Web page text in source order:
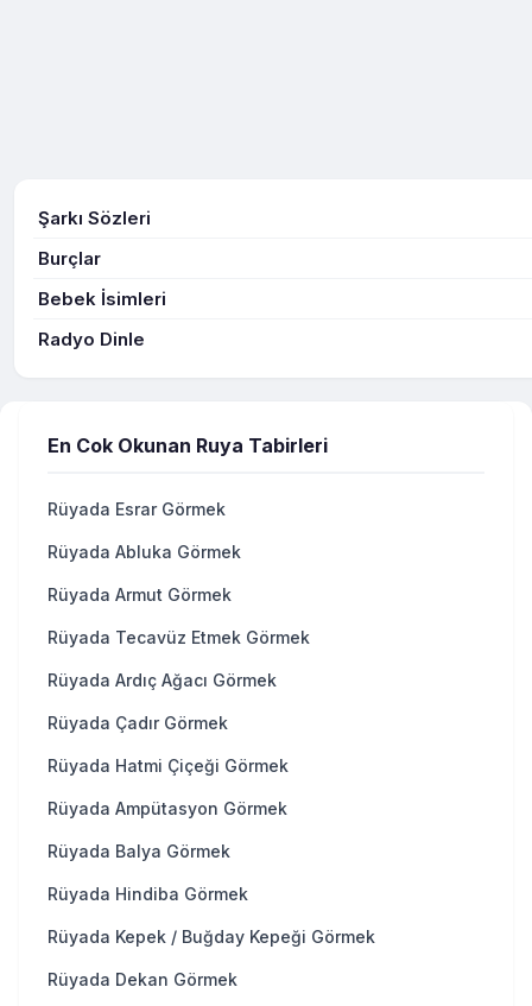
Şarkı Sözleri
Burçlar
Bebek İsimleri
Radyo Dinle
En Cok Okunan Ruya Tabirleri
Rüyada Esrar Görmek
Rüyada Abluka Görmek
Rüyada Armut Görmek
Rüyada Tecavüz Etmek Görmek
Rüyada Ardıç Ağacı Görmek
Rüyada Çadır Görmek
Rüyada Hatmi Çiçeği Görmek
Rüyada Ampütasyon Görmek
Rüyada Balya Görmek
Rüyada Hindiba Görmek
Rüyada Kepek / Buğday Kepeği Görmek
Rüyada Dekan Görmek